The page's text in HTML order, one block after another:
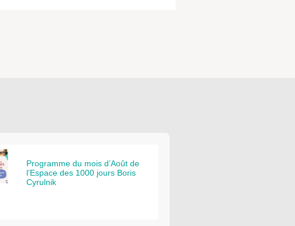
Programme du mois d’Août de
l’Espace des 1000 jours Boris
Cyrulnik